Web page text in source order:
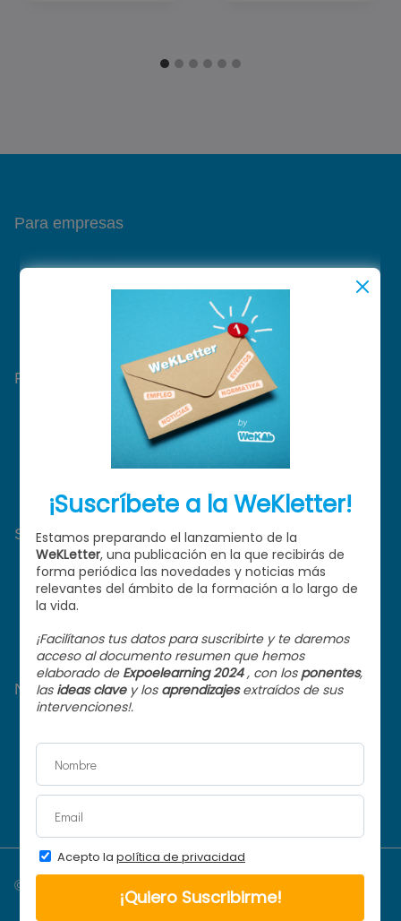
Para empresas
Bolsa de candidatos
Publicación de ofertas
Para candidatos
Reputación profesional
Sobre WeKAb
¿Qué hacemos?
Centro de ayuda
Nuestros proyectos
Learning Advisors
© 2026 WekAb. Todos los derechos reservados